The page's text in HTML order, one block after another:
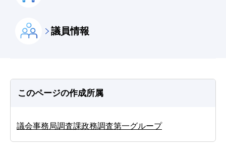
議員情報
このページの作成所属
議会事務局調査課政務調査第一グループ